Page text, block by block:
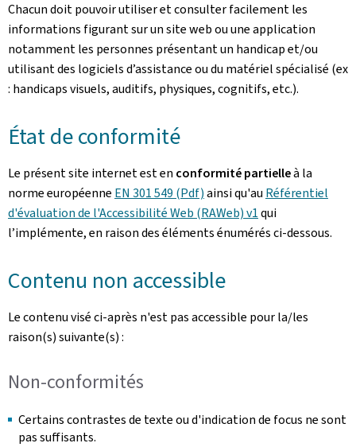
Chacun doit pouvoir utiliser et consulter facilement les
informations figurant sur un site web ou une application
notamment les personnes présentant un handicap et/ou
utilisant des logiciels d’assistance ou du matériel spécialisé (ex
: handicaps visuels, auditifs, physiques, cognitifs, etc.).
État de conformité
Le présent site internet est en conformité partielleà la
norme européenne EN 301 549 (Pdf)ainsi qu'au Référentiel
d'évaluation de l'Accessibilité Web (RAWeb) v1qui
l’implémente, en raison des éléments énumérés ci-dessous.
Contenu non accessible
Le contenu visé ci-après n'est pas accessible pour la/les
raison(s) suivante(s) :
Non-conformités
Certains contrastes de texte ou d'indication de focus ne sont
pas suffisants.